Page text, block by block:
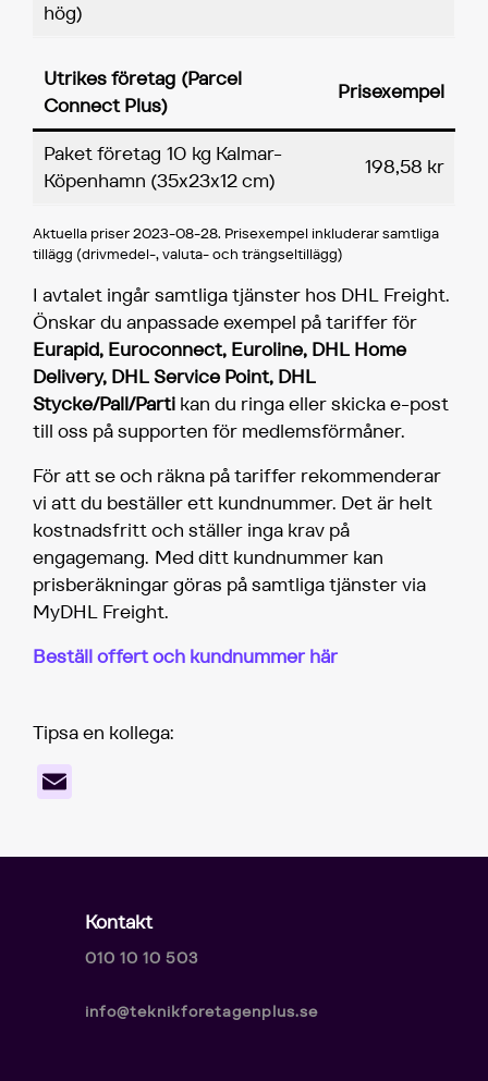
hög)
Utrikes företag (Parcel
Connect Plus)
Prisexempel
Paket företag 10 kg Kalmar-
Köpenhamn (35x23x12 cm)
198,58 kr
Aktuella priser 2023-08-28. Prisexempel inkluderar samtliga
tillägg (drivmedel-, valuta- och trängseltillägg)
I avtalet ingår samtliga tjänster hos DHL Freight.
Önskar du anpassade exempel på tariffer för
Eurapid, Euroconnect, Euroline, DHL Home
Delivery, DHL Service Point, DHL
Stycke/Pall/Parti kan du ringa eller skicka e-post
till oss på supporten för medlemsförmåner.
För att se och räkna på tariffer rekommenderar
vi att du beställer ett kundnummer. Det är helt
kostnadsfritt och ställer inga krav på
engagemang. Med ditt kundnummer kan
prisberäkningar göras på samtliga tjänster via
MyDHL Freight.
Beställ offert och kundnummer här
Tipsa en kollega:
Kontakt
010 10 10 503
info@teknikforetagenplus.se